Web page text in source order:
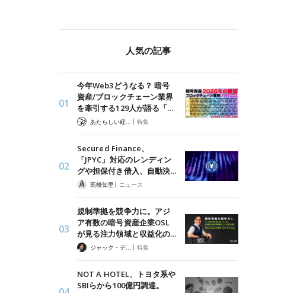
人気の記事
今年Web3どうなる？ 暗号
資産/ブロックチェーン業界
を牽引する129人が語る「…
| 特集
Secured Finance、
「JPYC」対応のレンディン
グや担保付き借入、自動決…
髙橋知里 | ニュース
規制準拠を競争力に。アジ
ア有数の暗号資産企業OSL
が見る注力領域と収益化の…
ジャック・デロン（Jack Derong） | 特集
NOT A HOTEL、トヨタ系や
SBIらから100億円調達。